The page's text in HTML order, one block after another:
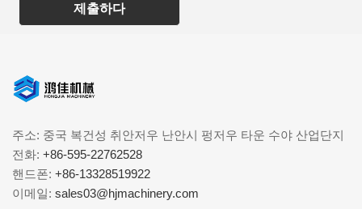
제출하다
주소: 중국 복건성 취안저우 난안시 펑저우 타운 수야 산업단지
전화: +86-595-22762528
핸드폰: +86-13328519922
이메일: sales03@hjmachinery.com